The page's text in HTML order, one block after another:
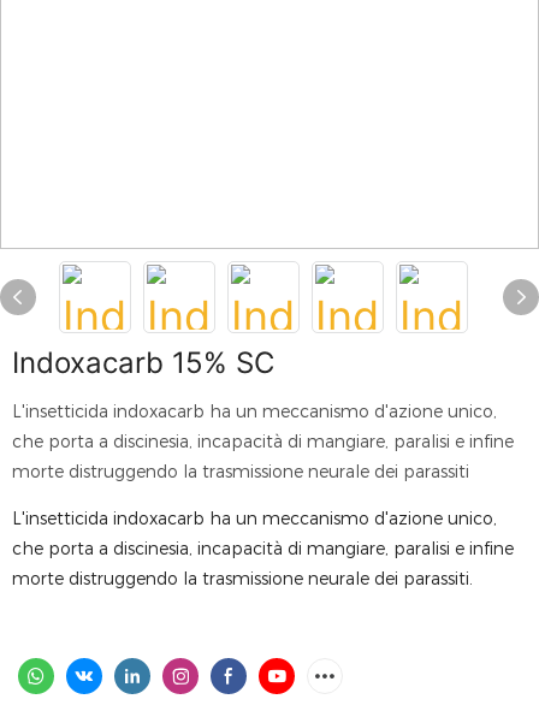
Indoxacarb 15% SC
L'insetticida indoxacarb ha un meccanismo d'azione unico,
che porta a discinesia, incapacità di mangiare, paralisi e infine
morte distruggendo la trasmissione neurale dei parassiti
L'insetticida indoxacarb ha un meccanismo d'azione unico,
che porta a discinesia, incapacità di mangiare, paralisi e infine
morte distruggendo la trasmissione neurale dei parassiti.